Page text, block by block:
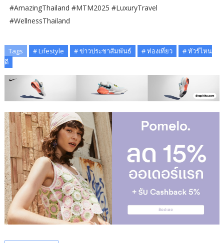
#AmazingThailand #MTM2025 #LuxuryTravel
#WellnessThailand
Tags # Lifestyle # ข่าวประชาสัมพันธ์ # ท่องเที่ยว
# ทัวร์ไหน
ดี